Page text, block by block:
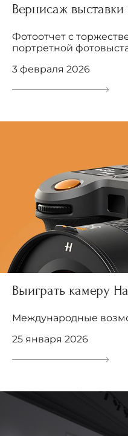
Вернисаж
Фотоотчет с
портретной
3 февраля 2026
Выиграть камеру
Международные
25 января 2026